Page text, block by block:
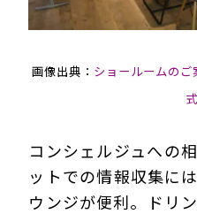
画像出典： ショールームの
コンシェルジュへの
ットでの情報収集に
ウンジが便利。ドリ